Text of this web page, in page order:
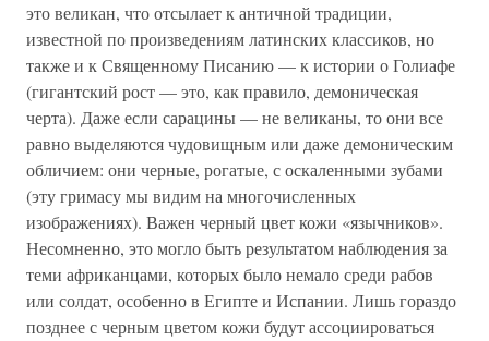
это великан, что отсылает к античной традиции,
известной по произведениям латинских классиков, но
также и к Священному Писанию — к истории о Голиафе
(гигантский рост — это, как правило, демоническая
черта). Даже если сарацины — не великаны, то они все
равно выделяются чудовищным или даже демоническим
обличием: они черные, рогатые, с оскаленными зубами
(эту гримасу мы видим на многочисленных
изображениях). Важен черный цвет кожи «язычников».
Несомненно, это могло быть результатом наблюдения за
теми африканцами, которых было немало среди рабов
или солдат, особенно в Египте и Испании. Лишь гораздо
позднее с черным цветом кожи будут ассоциироваться